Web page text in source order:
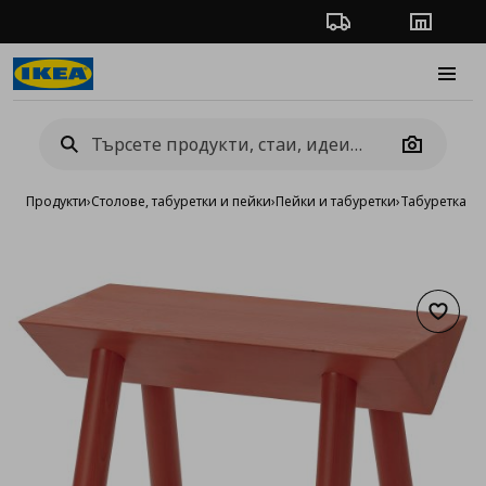
Проследяване на
Camera
Продукти›Столове, табуретки и пейки›Пейки и табуретки›Табуретка